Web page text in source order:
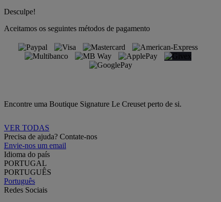
Desculpe!
Aceitamos os seguintes métodos de pagamento
Encontre uma Boutique Signature Le Creuset perto de si.
VER TODAS
Precisa de ajuda? Contate-nos
Envie-nos um email
Idioma do país
PORTUGAL
PORTUGUÊS
Português
Redes Sociais